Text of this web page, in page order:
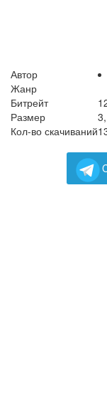
Автор
Жанр
Битрейт
Размер
Кол-во скачиваний